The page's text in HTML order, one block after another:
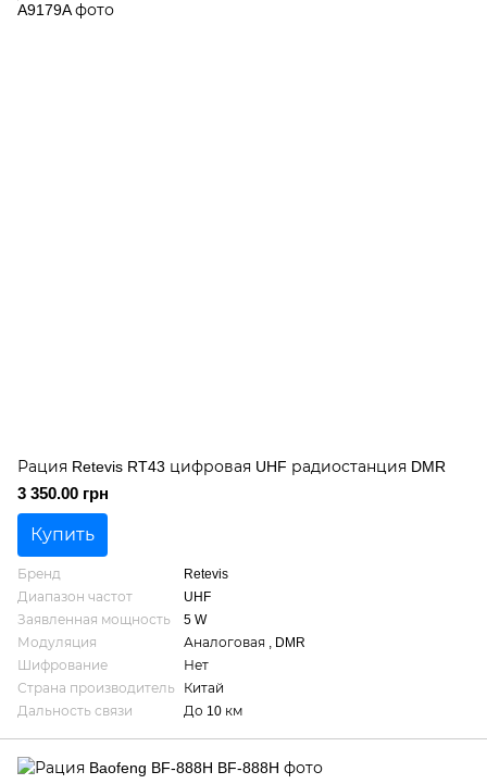
Рация Retevis RT43 цифровая UHF радиостанция DMR
3 350.00 грн
Купить
Бренд
Retevis
Диапазон частот
UHF
Заявленная мощность
5 W
Модуляция
Аналоговая , DMR
Шифрование
Нет
Страна производитель
Китай
Дальность связи
До 10 км